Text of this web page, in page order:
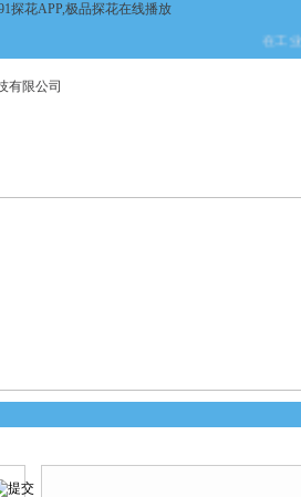
探花APP,极品探花在线播放
在工业